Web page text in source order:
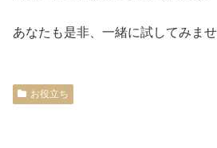
あなたも是非、一緒に試してみま
お役立ち